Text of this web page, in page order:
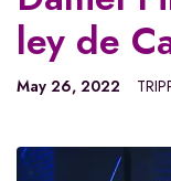
ley de
May 26, 2022